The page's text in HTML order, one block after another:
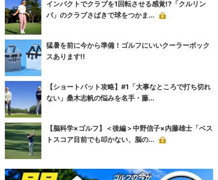
インパクトでクラブを1回転させる感覚!?「クルリン
パ」のクラブさばきで球をつかま...
猛暑を前に今から準備！ゴルフにいいクーラーボック
スあります!!
【ショートパット攻略】#1「大事なところで打ち切れ
ない」桑木志帆の悩みを名手・藤...
【脳科学×ゴルフ】＜後編＞中野信子×内藤雄士「ベス
トスコア目前でも叩かない、脳の...